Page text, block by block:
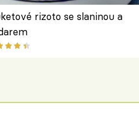
rizoto se slaninou a